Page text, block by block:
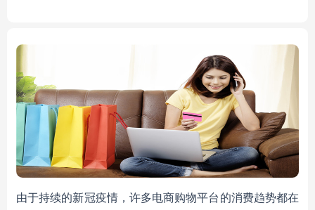
由于持续的新冠疫情，许多电商购物平台的消费趋势都在